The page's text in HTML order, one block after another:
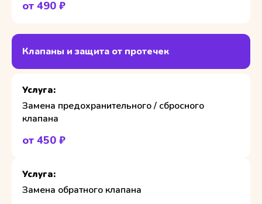
от 490 ₽
Клапаны и защита от протечек
Замена предохранительного / сбросного
клапана
от 450 ₽
Замена обратного клапана